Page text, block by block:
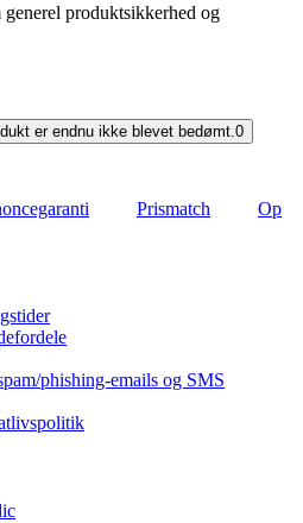
produktsikkerhed og
er endnu ikke blevet bedømt.0
Prismatch
Op
phishing-emails og SMS